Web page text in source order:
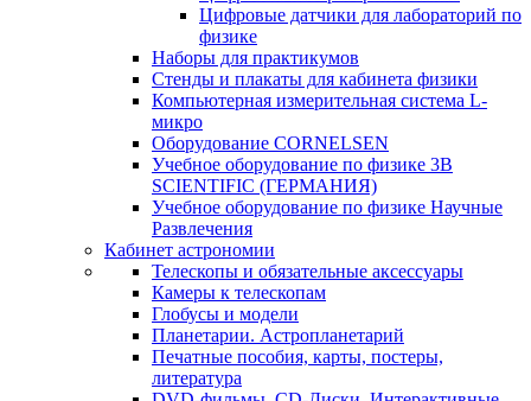
Цифровые датчики для лабораторий по
физике
Наборы для практикумов
Стенды и плакаты для кабинета физики
Компьютерная измерительная система L-
микро
Оборудование CORNELSEN
Учебное оборудование по физике 3B
SCIENTIFIC (ГЕРМАНИЯ)
Учебное оборудование по физике Научные
Развлечения
Кабинет астрономии
Телескопы и обязательные аксессуары
Камеры к телескопам
Глобусы и модели
Планетарии. Астропланетарий
Печатные пособия, карты, постеры,
литература